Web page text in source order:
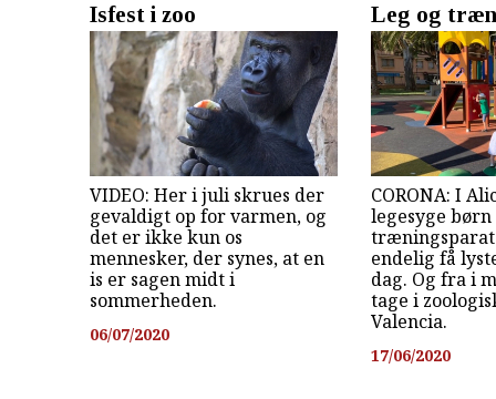
Isfest i zoo
VIDEO: Her i juli skrues der
gevaldigt op for varmen, og
det er ikke kun os
mennesker, der synes, at en
is er sagen midt i
sommerheden.
06/07/2020
Leg og
CORONA: I
legesyge børn
endelig få
dag. Og fra i
tage i
Valencia.
17/06/2020